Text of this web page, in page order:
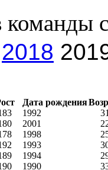
команды
2018
Дата рождения
1992
2001
1998
1993
1994
1990